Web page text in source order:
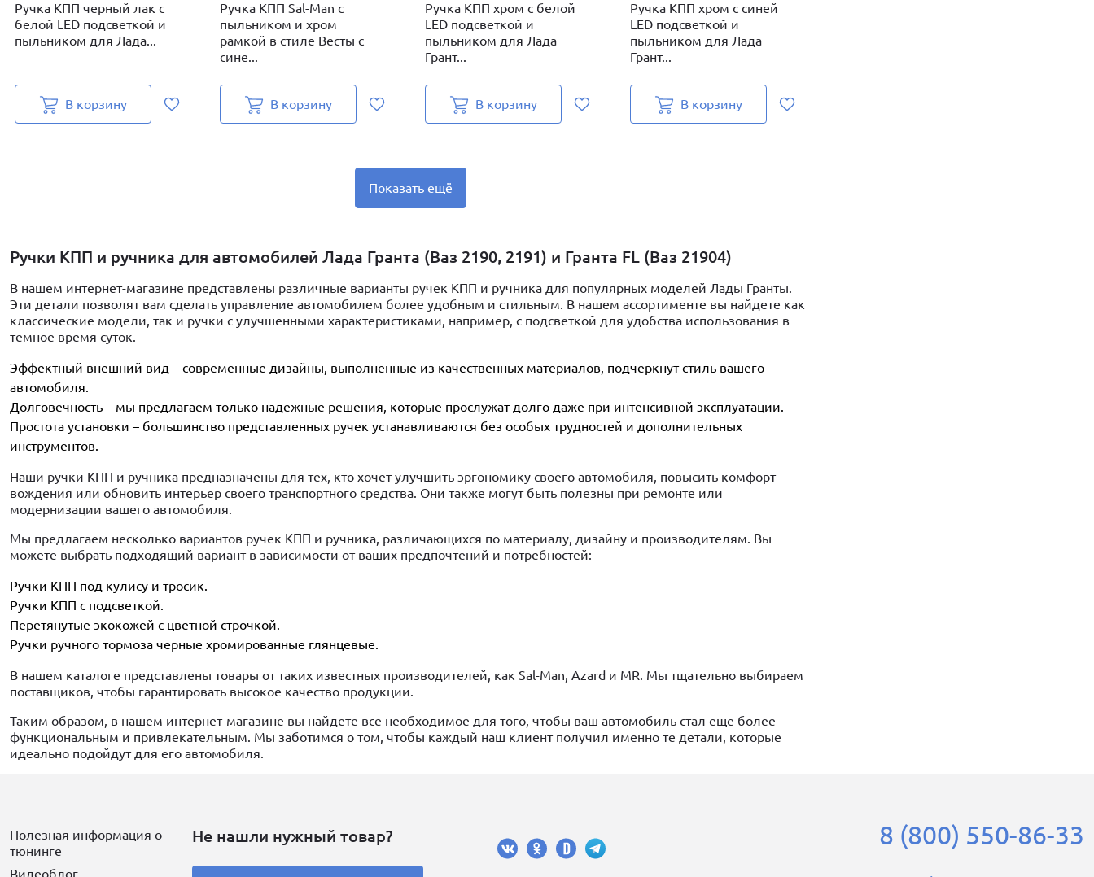
Ручка КПП черный лак с
белой LED подсветкой и
пыльником для Лада...
В корзину
Ручка КПП Sal-Man с
пыльником и хром
рамкой в стиле Весты с
сине...
В корзину
Ручка КПП хром с белой
LED подсветкой и
пыльником для Лада
Грант...
В корзину
Ручка КПП хром с синей
LED подсветкой и
пыльником для Лада
Грант...
В корзину
Показать ещё
Ручки КПП и ручника для автомобилей Лада Гранта (Ваз 2190, 2191) и Гранта FL (Ваз 21904)
В нашем интернет-магазине представлены различные варианты ручек КПП и ручника для популярных моделей Лады Гранты.
Эти детали позволят вам сделать управление автомобилем более удобным и стильным. В нашем ассортименте вы найдете как
классические модели, так и ручки с улучшенными характеристиками, например, с подсветкой для удобства использования в
темное время суток.
Эффектный внешний вид – современные дизайны, выполненные из качественных материалов, подчеркнут стиль вашего
автомобиля.
Долговечность – мы предлагаем только надежные решения, которые прослужат долго даже при интенсивной эксплуатации.
Простота установки – большинство представленных ручек устанавливаются без особых трудностей и дополнительных
инструментов.
Наши ручки КПП и ручника предназначены для тех, кто хочет улучшить эргономику своего автомобиля, повысить комфорт
вождения или обновить интерьер своего транспортного средства. Они также могут быть полезны при ремонте или
модернизации вашего автомобиля.
Мы предлагаем несколько вариантов ручек КПП и ручника, различающихся по материалу, дизайну и производителям. Вы
можете выбрать подходящий вариант в зависимости от ваших предпочтений и потребностей:
Ручки КПП под кулису и тросик.
Ручки КПП с подсветкой.
Перетянутые экокожей с цветной строчкой.
Ручки ручного тормоза черные хромированные глянцевые.
В нашем каталоге представлены товары от таких известных производителей, как Sal-Man, Azard и MR. Мы тщательно выбираем
поставщиков, чтобы гарантировать высокое качество продукции.
Таким образом, в нашем интернет-магазине вы найдете все необходимое для того, чтобы ваш автомобиль стал еще более
функциональным и привлекательным. Мы заботимся о том, чтобы каждый наш клиент получил именно те детали, которые
идеально подойдут для его автомобиля.
Полезная информация о
тюнинге
Видеоблог
Не нашли нужный товар? 8 (800) 550-86-33